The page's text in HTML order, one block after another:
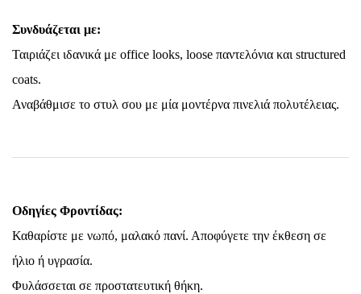
Συνδυάζεται με:
Ταιριάζει ιδανικά με office looks, loose παντελόνια και structured
coats.
Αναβάθμισε το στυλ σου με μία μοντέρνα πινελιά πολυτέλειας.
Οδηγίες Φροντίδας:
Καθαρίστε με νωπό, μαλακό πανί. Αποφύγετε την έκθεση σε
ήλιο ή υγρασία.
Φυλάσσεται σε προστατευτική θήκη.